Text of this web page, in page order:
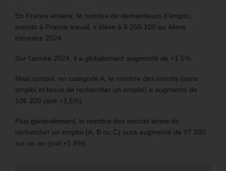
En France entière, le nombre de demandeurs d’emploi,
inscrits à France travail, s’élève à 6 255 100 au 4ème
trimestre 2024.
Sur l’année 2024, il a globalement augmenté de +1,5%.
Mais surtout, en catégorie A, le nombre des inscrits (sans
emploi et tenus de rechercher un emploi) a augmenté de
106 200 (soit +3,5%).
Plus généralement, le nombre des inscrits tenus de
rechercher un emploi (A, B ou C) aura augmenté de 97 200
sur un an (soit +1,8%).